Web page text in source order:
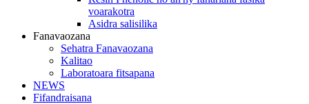
voarakotra
Asidra salisilika
Fanavaozana
Sehatra Fanavaozana
Kalitao
Laboratoara fitsapana
NEWS
Fifandraisana